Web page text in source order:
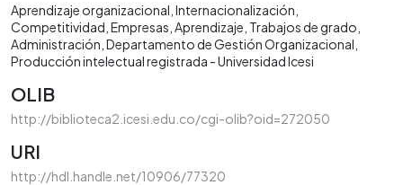
Aprendizaje organizacional Internacionalización
Competitividad Empresas Aprendizaje Trabajos de grado
Administración Departamento de Gestión Organizacional
Producción intelectual registrada - Universidad Icesi
OLIB
http://biblioteca2.icesi.edu.co/cgi-olib?oid=272050
URI
http://hdl.handle.net/10906/77320